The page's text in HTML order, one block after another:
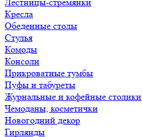
Кресла
Обеденные столы
Стулья
Комоды
Консоли
Прикроватные тумбы
Пуфы и табуреты
Журнальные и кофейные столики
Чемоданы, косметички
Новогодний декор
Гирлянды